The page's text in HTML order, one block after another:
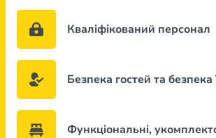
Кваліфікований персонал
Безпека гостей та
Функціональні,